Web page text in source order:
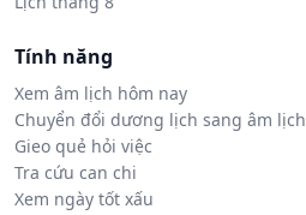
Tính năng
Xem âm lịch hôm nay
Chuyển đổi dương lịch sang âm lịch
Gieo quẻ hỏi việc
Tra cứu can chi
Xem ngày tốt xấu